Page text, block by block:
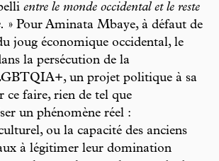
entre le monde occidental et le reste
» Pour Aminata Mbaye, à défaut de
joug économique occidental, le
la persécution de la
un projet politique à sa
ce faire, rien de tel que
un phénomène réel :
ou la capacité des anciens
à légitimer leur domination